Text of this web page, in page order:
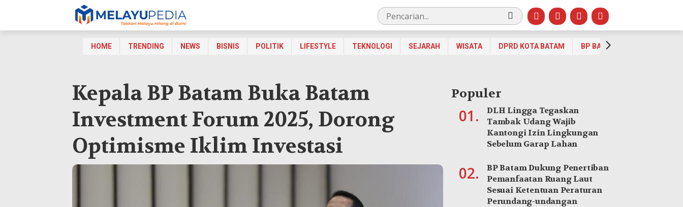
HOME TRENDING NEWS BISNIS POLITIK LIFESTYLE TEKNOLOGI SEJARAH WISATA DPRD KOTA BATAM BP BATAM
Kepala BP Batam Buka Batam
Investment Forum 2025, Dorong
Optimisme Iklim Investasi
Populer
01.
DLH Lingga Tegaskan
Tambak Udang Wajib
Kantongi Izin Lingkungan
Sebelum Garap Lahan
02.
BP Batam Dukung Penertiban
Pemanfaatan Ruang Laut
Sesuai Ketentuan Peraturan
Perundang-undangan